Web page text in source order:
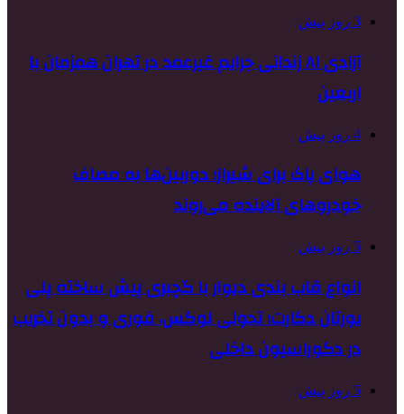
3 روز پیش
آزادی ۸۱ زندانی جرایم غیرعمد در تهران همزمان با
اربعین
4 روز پیش
هوای پاک برای شیراز؛ دوربین‌ها به مصاف
خودروهای آلاینده می‌روند
5 روز پیش
انواع قاب بندی دیوار با گچبری پیش ساخته پلی
یورتان دکارت؛ تحولی لوکس، فوری و بدون تخریب
در دکوراسیون داخلی
5 روز پیش